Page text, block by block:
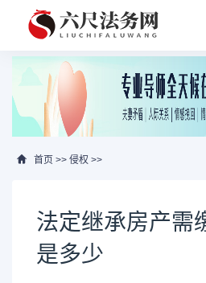
首页 >> 侵权 >>
法定继承房产需
是多少